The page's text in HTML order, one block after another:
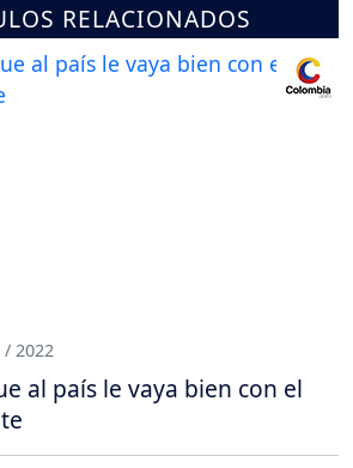
RELACIONADOS
/ 2022
al país le vaya bien con el